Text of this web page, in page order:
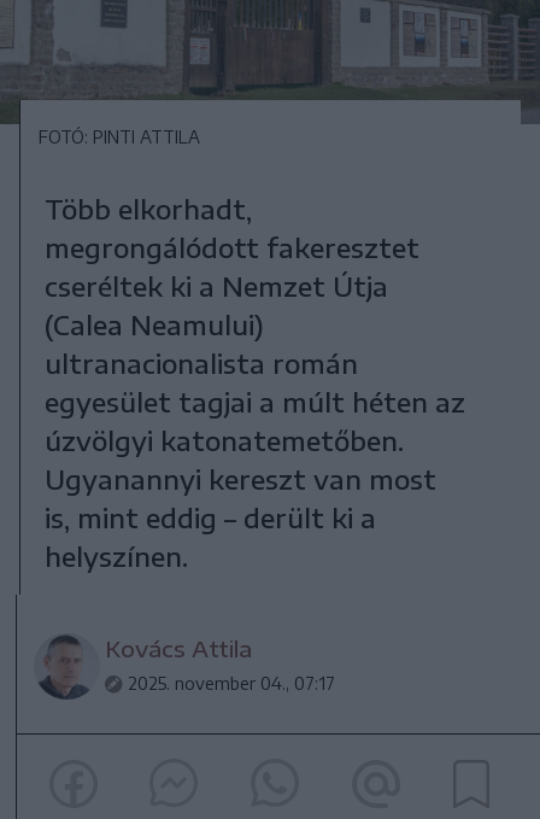
FOTÓ: PINTI ATTILA
Több elkorhadt,
megrongálódott fakeresztet
cseréltek ki a Nemzet Útja
(Calea Neamului)
ultranacionalista román
egyesület tagjai a múlt héten az
úzvölgyi katonatemetőben.
Ugyanannyi kereszt van most
is, mint eddig – derült ki a
helyszínen.
Kovács Attila
2025. november 04., 07:17